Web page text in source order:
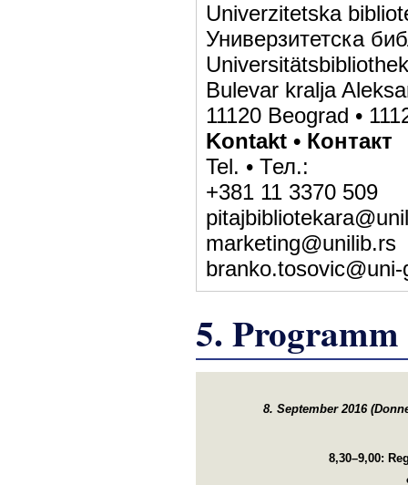
Univerzitetskа
Универзитетска
Bulevar kralja
11120 Beograd •
Kontakt • Контакт
Tel. • Тел.:
+381 11 3370 509
marketing@unilib.rs
5.
8. September 2016
8,30–9,00: